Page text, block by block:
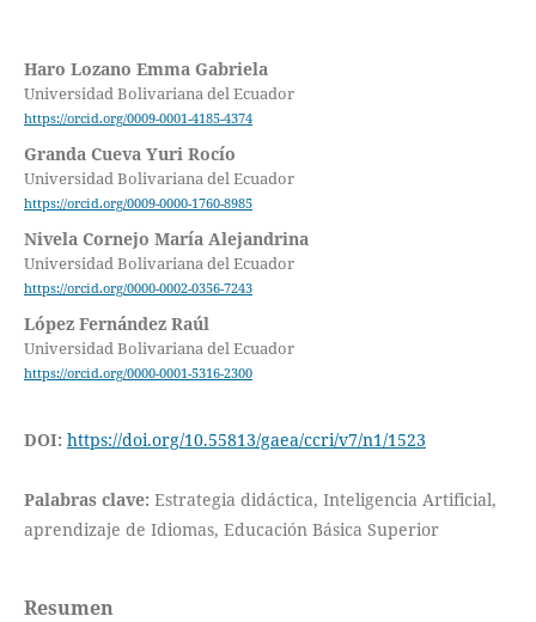
Haro Lozano Emma Gabriela
Universidad Bolivariana del Ecuador
https://orcid.org/0009-0001-4185-4374
Granda Cueva Yuri Rocío
Universidad Bolivariana del Ecuador
https://orcid.org/0009-0000-1760-8985
Nivela Cornejo María Alejandrina
Universidad Bolivariana del Ecuador
https://orcid.org/0000-0002-0356-7243
López Fernández Raúl
Universidad Bolivariana del Ecuador
https://orcid.org/0000-0001-5316-2300
DOI: https://doi.org/10.55813/gaea/ccri/v7/n1/1523
Palabras clave: Estrategia didáctica, Inteligencia Artificial,
aprendizaje de Idiomas, Educación Básica Superior
Resumen